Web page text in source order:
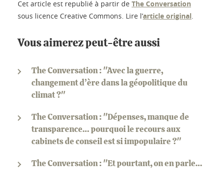
Cet article est republié à partir de The Conversation
sous licence Creative Commons. Lire l’article original.
Vous aimerez peut-être aussi
The Conversation : "Avec la guerre,
changement d’ère dans la géopolitique du
climat ?"
The Conversation : "Dépenses, manque de
transparence… pourquoi le recours aux
cabinets de conseil est si impopulaire ?"
The Conversation : "Et pourtant, on en parle…